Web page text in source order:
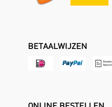
BETAALWIJZEN